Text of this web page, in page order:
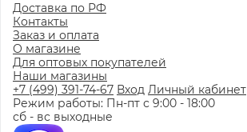
Доставка по РФ
Контакты
Заказ и оплата
О магазине
Для оптовых покупателей
Наши магазины
+7 (499) 391-74-67 Вход Личный кабинет
Режим работы: Пн-пт с 9:00 - 18:00
сб - вс выходные